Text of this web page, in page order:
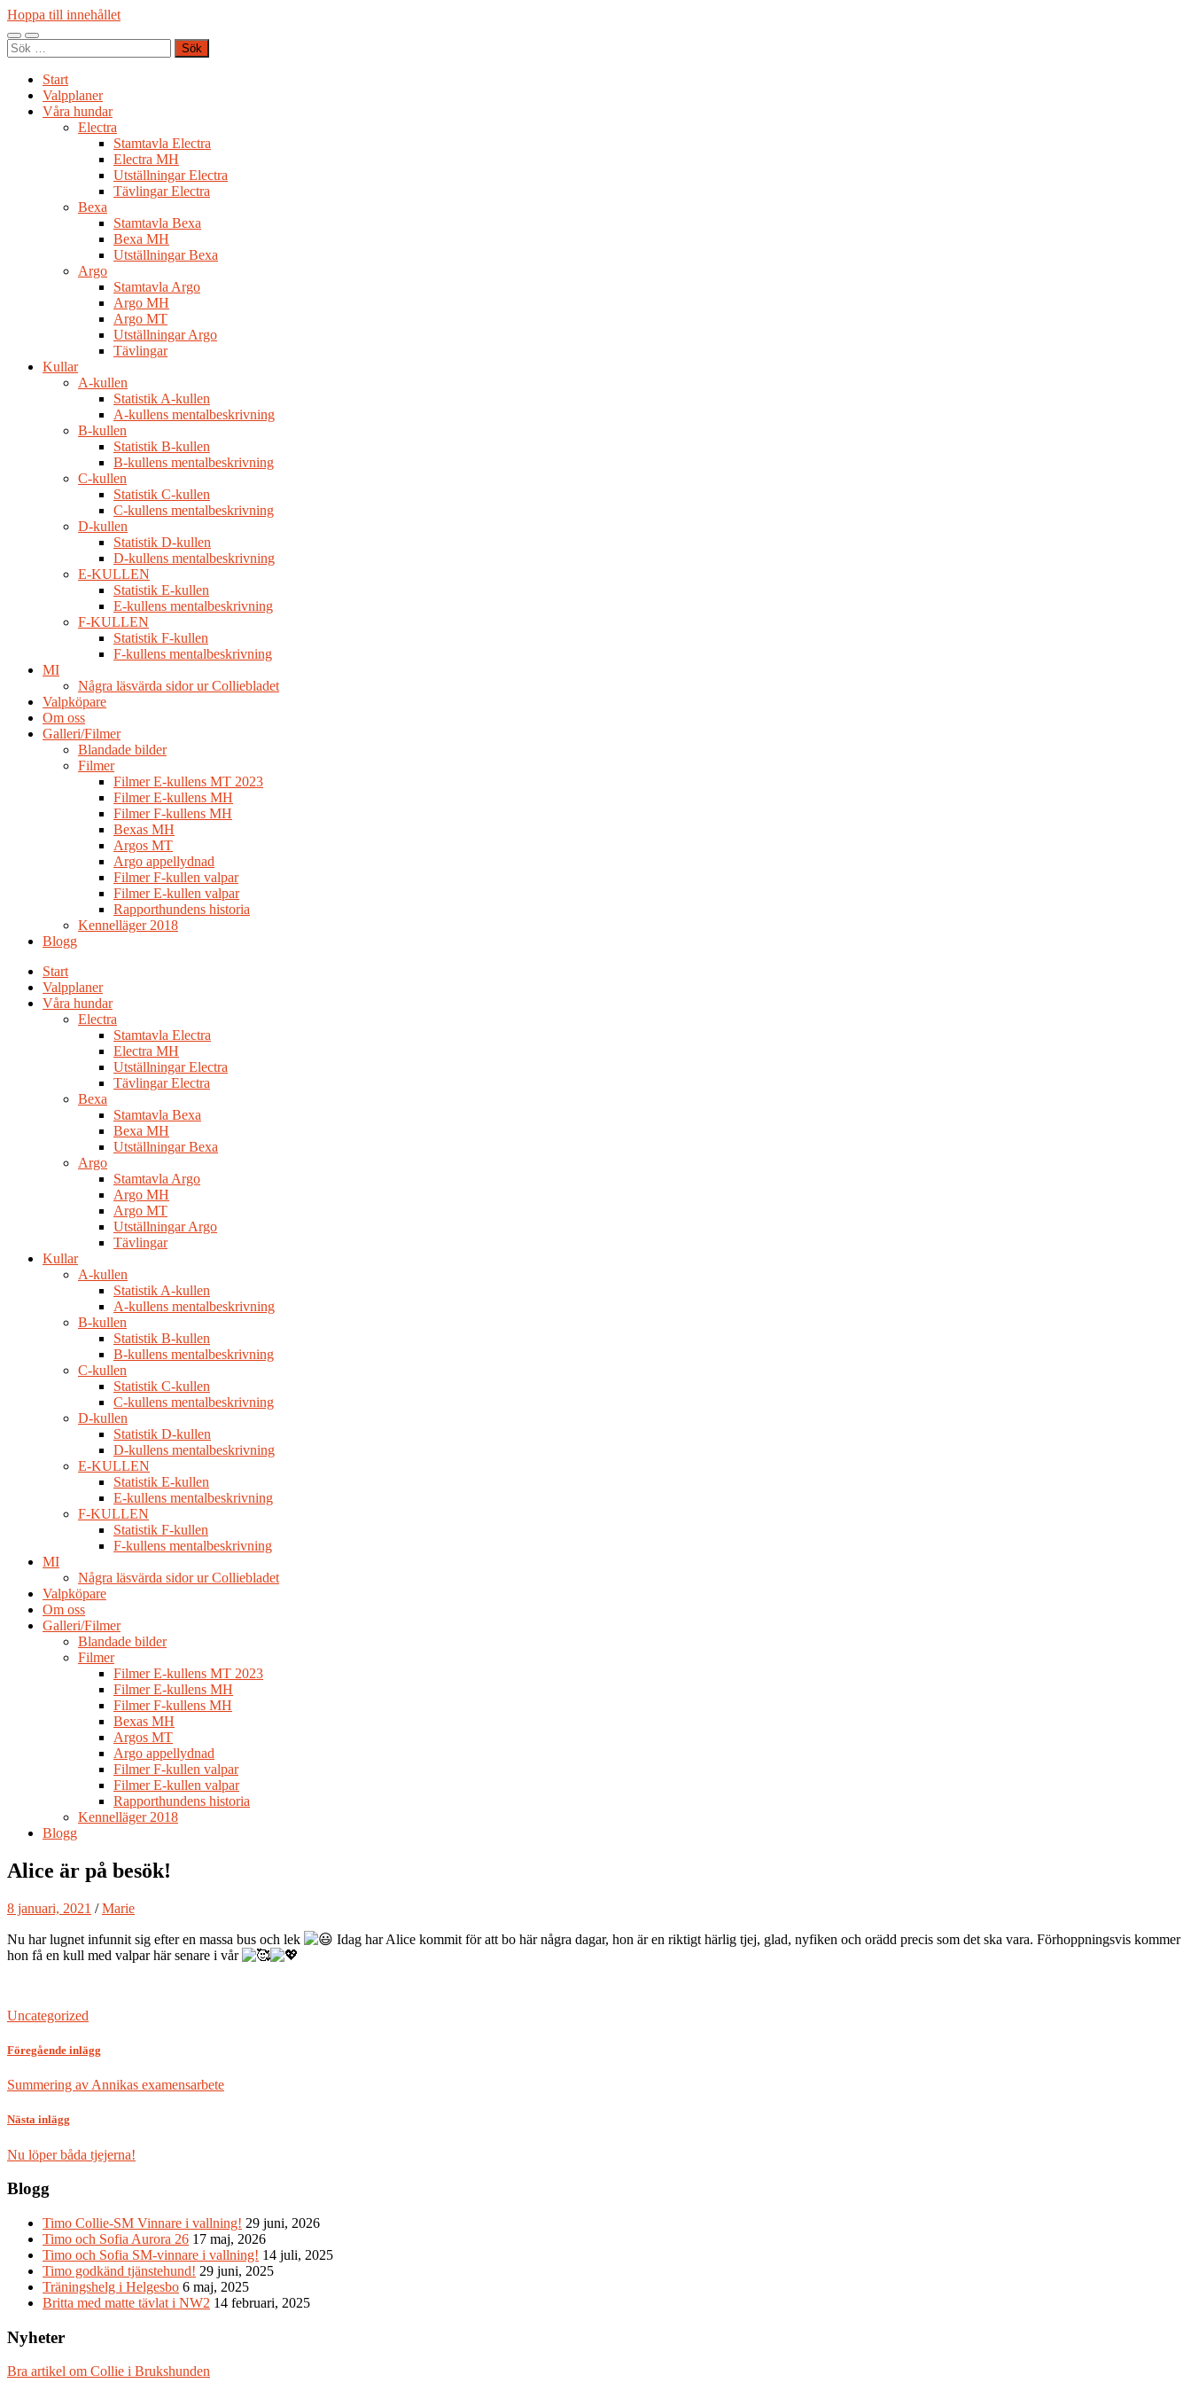
Hoppa till innehållet
Slå
på/av
Slå
på/av
Sök
efter:
Start
Valpplaner
Våra hundar
Electra
Stamtavla Electra
Electra MH
Utställningar Electra
Tävlingar Electra
Bexa
Stamtavla Bexa
Bexa MH
Utställningar Bexa
Argo
Stamtavla Argo
Argo MH
Argo MT
Utställningar Argo
Tävlingar
Kullar
A-kullen
Statistik A-kullen
A-kullens mentalbeskrivning
B-kullen
Statistik B-kullen
B-kullens mentalbeskrivning
C-kullen
Statistik C-kullen
C-kullens mentalbeskrivning
D-kullen
Statistik D-kullen
D-kullens mentalbeskrivning
E-KULLEN
Statistik E-kullen
E-kullens mentalbeskrivning
F-KULLEN
Statistik F-kullen
F-kullens mentalbeskrivning
MI
Några läsvärda sidor ur Colliebladet
Valpköpare
Om oss
Galleri/Filmer
Blandade bilder
Filmer
Filmer E-kullens MT 2023
Filmer E-kullens MH
Filmer F-kullens MH
Bexas MH
Argos MT
Argo appellydnad
Filmer F-kullen valpar
Filmer E-kullen valpar
Rapporthundens historia
Kennelläger 2018
Blogg
Start
Valpplaner
Våra hundar
Electra
Stamtavla Electra
Electra MH
Utställningar Electra
Tävlingar Electra
Bexa
Stamtavla Bexa
Bexa MH
Utställningar Bexa
Argo
Stamtavla Argo
Argo MH
Argo MT
Utställningar Argo
Tävlingar
Kullar
A-kullen
Statistik A-kullen
A-kullens mentalbeskrivning
B-kullen
Statistik B-kullen
B-kullens mentalbeskrivning
C-kullen
Statistik C-kullen
C-kullens mentalbeskrivning
D-kullen
Statistik D-kullen
D-kullens mentalbeskrivning
E-KULLEN
Statistik E-kullen
E-kullens mentalbeskrivning
F-KULLEN
Statistik F-kullen
F-kullens mentalbeskrivning
MI
Några läsvärda sidor ur Colliebladet
Valpköpare
Om oss
Galleri/Filmer
Blandade bilder
Filmer
Filmer E-kullens MT 2023
Filmer E-kullens MH
Filmer F-kullens MH
Bexas MH
Argos MT
Argo appellydnad
Filmer F-kullen valpar
Filmer E-kullen valpar
Rapporthundens historia
Kennelläger 2018
Blogg
Alice är på besök!
8 januari, 2021 /Marie
Nu har lugnet infunnit sig efter en massa bus och lek
Idag har Alice kommit för att bo här några dagar, hon är en riktigt härlig tjej, glad, nyfiken och orädd precis som det ska vara. Förhoppningsvis kommer
hon få en kull med valpar här senare i vår
Uncategorized
Föregående inlägg
Summering av Annikas examensarbete
Nästa inlägg
Nu löper båda tjejerna!
Blogg
Timo Collie-SM Vinnare i vallning! 29 juni, 2026
Timo och Sofia Aurora 26 17 maj, 2026
Timo och Sofia SM-vinnare i vallning! 14 juli, 2025
Timo godkänd tjänstehund! 29 juni, 2025
Träningshelg i Helgesbo 6 maj, 2025
Britta med matte tävlat i NW2 14 februari, 2025
Nyheter
Bra artikel om Collie i Brukshunden